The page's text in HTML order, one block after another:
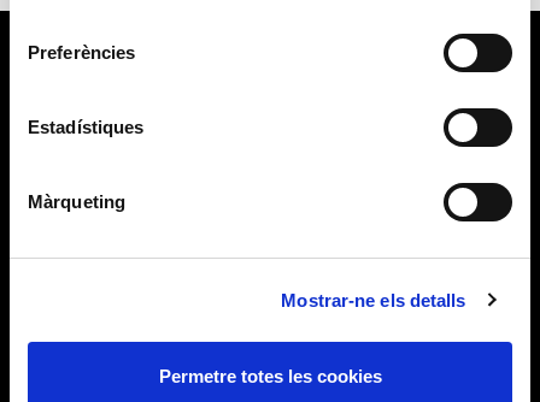
consentiment
Preferències
Estadístiques
Màrqueting
Mostrar-ne els detalls
Permetre totes les cookies